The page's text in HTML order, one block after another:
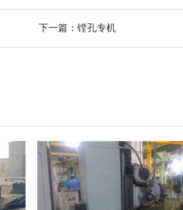
下一篇： 镗孔专机